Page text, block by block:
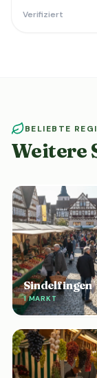
Verifiziert
BELIEBTE
Weitere
Sindelfingen
1 MARKT